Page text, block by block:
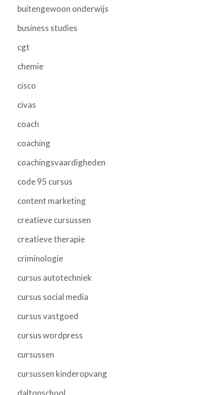
buitengewoon onderwijs
business studies
cgt
chemie
cisco
civas
coach
coaching
coachingsvaardigheden
code 95 cursus
content marketing
creatieve cursussen
creatieve therapie
criminologie
cursus autotechniek
cursus social media
cursus vastgoed
cursus wordpress
cursussen
cursussen kinderopvang
daltonschool